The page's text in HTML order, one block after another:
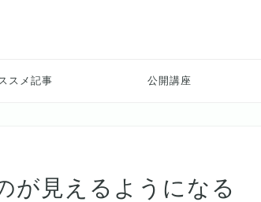
スメ記事 公開講座
が見えるようになる